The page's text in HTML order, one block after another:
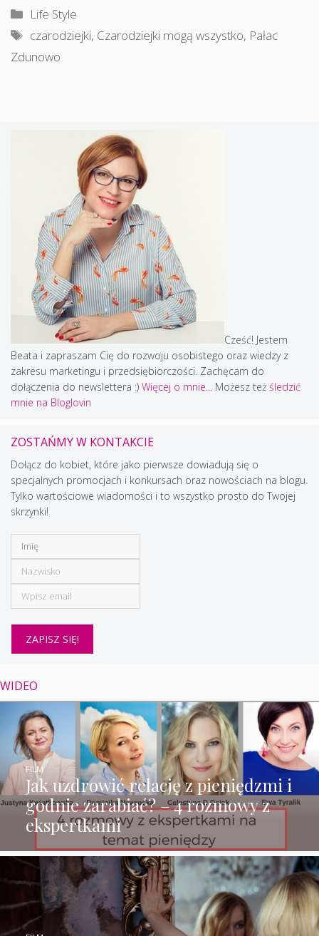
Kategorie
Life Style
Tagi
czarodziejki, Czarodziejki mogą wszystko, Pałac
Zdunowo
Cześć! Jestem
Beata i zapraszam Cię do rozwoju osobistego oraz wiedzy z
zakresu marketingu i przedsiębiorczości. Zachęcam do
dołączenia do newslettera :) Więcej o mnie... Możesz też śledzić
mnie na Bloglovin
ZOSTAŃMY W KONTAKCIE
Dołącz do kobiet, które jako pierwsze dowiadują się o
specjalnych promocjach i konkursach oraz nowościach na blogu.
Tylko wartościowe wiadomości i to wszystko prosto do Twojej
skrzynki!
WIDEO
Jak uzdrowić relację z pieniędzmi i
godnie zarabiać? – 4 rozmowy z
ekspertkami
FILM